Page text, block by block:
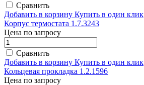
Сравнить
Добавить в корзину Купить в один клик
Корпус термостата 1.7.3243
Цена по запросу
Сравнить
Добавить в корзину Купить в один клик
Кольцевая прокладка 1.2.1596
Цена по запросу